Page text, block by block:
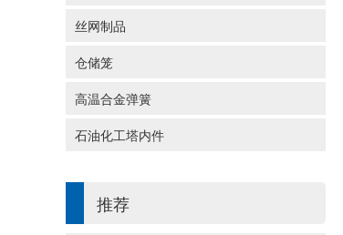
丝网制品
仓储笼
高温合金弹簧
石油化工塔内件
推荐